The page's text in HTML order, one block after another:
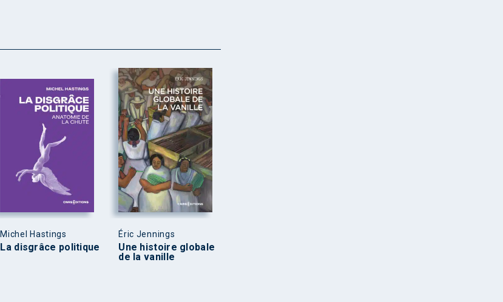
Michel Hastings
La disgrâce politique
Éric Jennings
Une histoire globale
de la vanille